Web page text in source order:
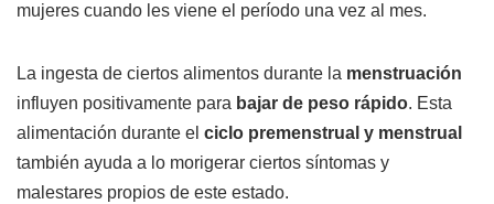
mujeres cuando les viene el período una vez al mes.
La ingesta de ciertos alimentos durante la menstruación
influyen positivamente para bajar de peso rápido. Esta
alimentación durante el ciclo premenstrual y menstrual
también ayuda a lo morigerar ciertos síntomas y
malestares propios de este estado.